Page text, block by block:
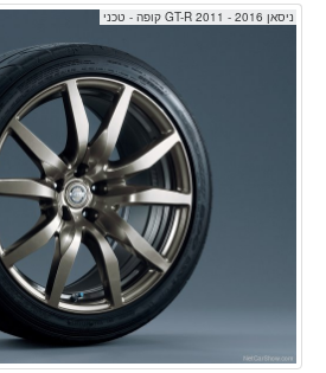
ניסאן GT-R 2011 - 2016 קופה - טכני